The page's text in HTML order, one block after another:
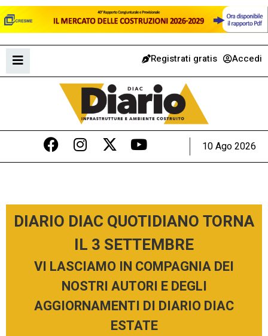
Registrati gratis Accedi
10 Ago 2026
DIARIO DIAC QUOTIDIANO TORNA
IL 3 SETTEMBRE
VI LASCIAMO IN COMPAGNIA DEI
NOSTRI AUTORI E DEGLI
AGGIORNAMENTI DI DIARIO DIAC
ESTATE